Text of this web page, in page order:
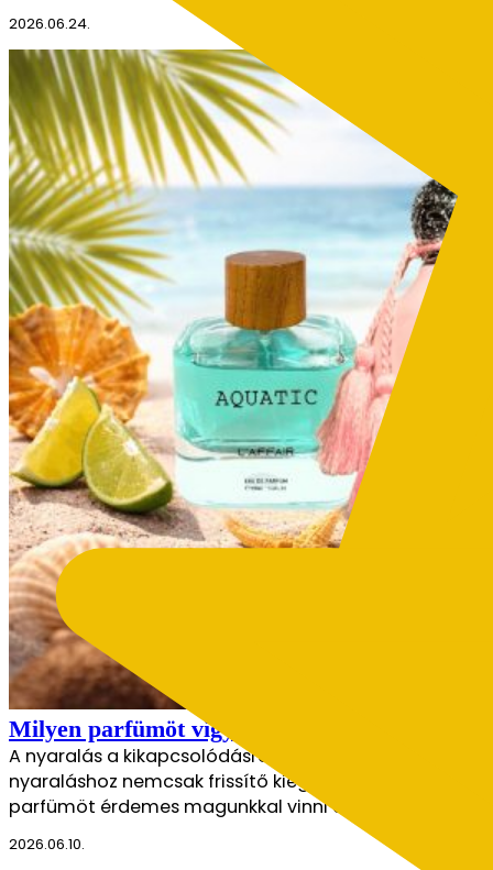
2026.06.24.
Milyen parfümöt vigyél a nyaralásra? –
A nyaralás a kikapcsolódásról, az élményekről és a
nyaraláshoz nemcsak frissítő kiegészítő, hanem
parfümöt érdemes magunkkal vinni a nyaralásra? A
2026.06.10.